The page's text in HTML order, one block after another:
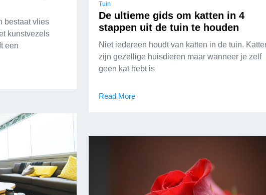
bestaat vlies
kunstvezels
een
Tuin
De ultieme gids om katten in 4
stappen uit de tuin te houden
Niet iedereen houdt van katten in de tuin.
zijn gezellige huisdieren maar wanneer je zelf
geen kat hebt is
Read More